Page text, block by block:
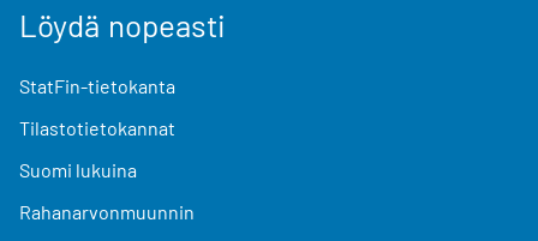
Löydä nopeasti
StatFin-tietokanta
Tilastotietokannat
Suomi lukuina
Rahanarvonmuunnin